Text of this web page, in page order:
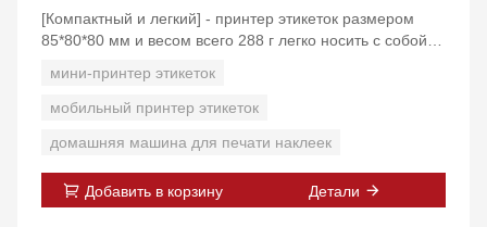
[Компактный и легкий] - принтер этикеток размером
85*80*80 мм и весом всего 288 г легко носить с собой и
емкости 2600 мАч в этом принтере имеет длительное
время ожидания, что позволяет непрерывно печатать 5
[Поддержка различных типов бумаги] - Поддержка
рулона бумаги с черной меткой, этикетки для
мини-принтер этикеток
мобильный принтер этикеток
домашняя машина для печати наклеек
Добавить в корзину Детали